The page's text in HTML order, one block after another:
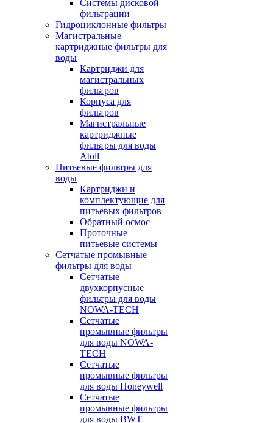
Системы дисковой
фильтрации
Гидроциклонные фильтры
Магистральные
картриджные фильтры для
воды
Картриджи для
магистральных
фильтров
Корпуса для
фильтров
Магистральные
картриджные
фильтры для воды
Atoll
Питьевые фильтры для
воды
Картриджи и
комплектующие для
питьевых фильтров
Обратный осмос
Проточные
питьевые системы
Сетчатые промывные
фильтры для воды
Сетчатые
двухкорпусные
фильтры для воды
NOWA-TECH
Сетчатые
промывные фильтры
для воды NOWA-
TECH
Сетчатые
промывные фильтры
для воды Honeywell
Сетчатые
промывные фильтры
для воды BWT